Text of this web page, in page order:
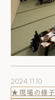
2024.11.10
★現場の様子